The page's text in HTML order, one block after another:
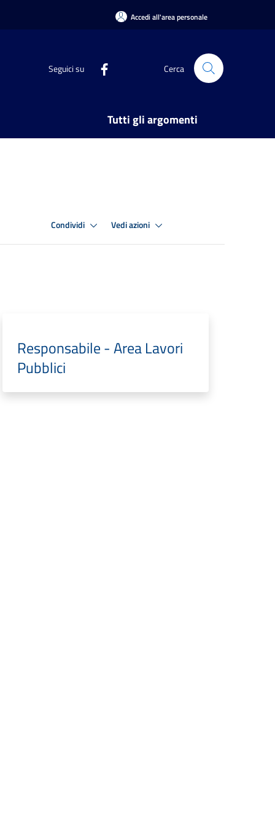
Accedi all'area personale
Seguici su Cerca
Tutti gli argomenti
Condividi Vedi azioni
Responsabile - Area Lavori
Pubblici